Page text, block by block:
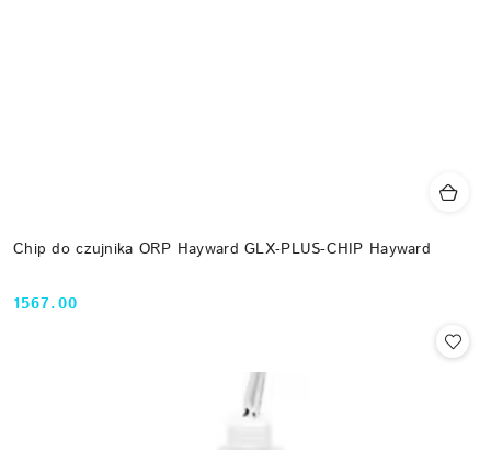
Chip do czujnika ORP Hayward GLX-PLUS-CHIP Hayward
Cena:
1567.00